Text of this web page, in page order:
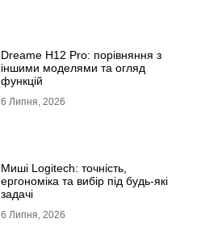
Dreame H12 Pro: порівняння з
іншими моделями та огляд
функцій
6 Липня, 2026
Миші Logitech: точність,
ергономіка та вибір під будь-які
задачі
6 Липня, 2026